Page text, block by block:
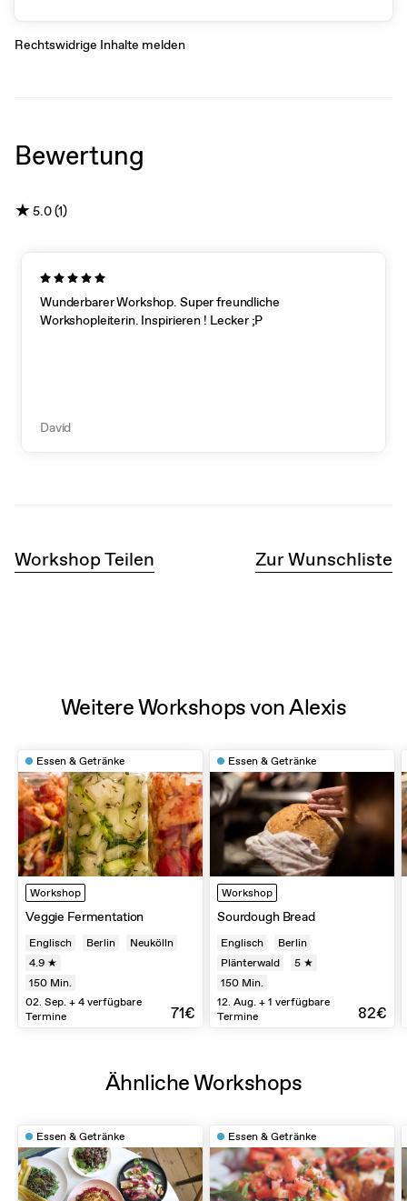
Rechtswidrige Inhalte melden
Bewertung
★5.0 (1)
Wunderbarer Workshop. Super freundliche
Workshopleiterin. Inspirieren ! Lecker ;P
David
Workshop Teilen Zur Wunschliste
Weitere Workshops von Alexis
Essen & Getränke
Workshop
Veggie Fermentation
Englisch Berlin
Neukölln
4.9 ★
150 Min.
02. Sep. + 4 verfügbare
Termine
71€
Essen & Getränke
Workshop
Sourdough Bread
Englisch
Berlin
Plänterwald
5 ★
150 Min.
12. Aug. + 1 verfügbare
Termine
82€
Ähnliche Workshops
Essen & Getränke Essen & Getränke